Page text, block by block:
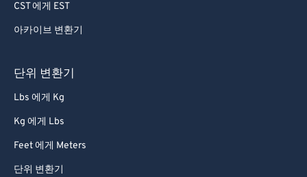
CST 에게 EST
아카이브 변환기
단위 변환기
Lbs 에게 Kg
Kg 에게 Lbs
Feet 에게 Meters
단위 변환기